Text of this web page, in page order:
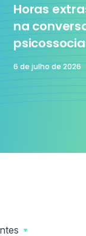
Horas
na
6 de julho de 2026